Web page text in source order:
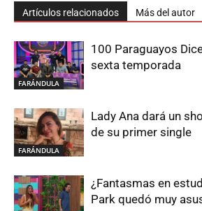
Artículos relacionados Más del autor
FARÁNDULA
100 Paraguayos
sexta temporada
FARÁNDULA
Lady Ana dará un
de su primer single
¿Fantasmas en
Park quedó muy